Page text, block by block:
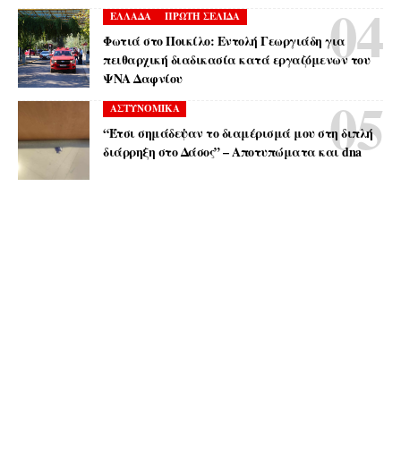
ΕΛΛΑΔΑ ΠΡΩΤΗ ΣΕΛΙΔΑ
Φωτιά στο Ποικίλο: Εντολή Γεωργιάδη για
πειθαρχική διαδικασία κατά εργαζόμενων του
ΨΝΑ Δαφνίου
ΑΣΤΥΝΟΜΙΚΑ
“Έτσι σημάδεψαν το διαμέρισμά μου στη διπλή
διάρρηξη στο Δάσος” – Αποτυπώματα και dna